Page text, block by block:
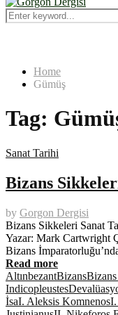
Menu
Search
for:
Home
Gümüş
Tag:
Sanat Tarihi
Bizans
by Gorgon Dergisi
Bizans Sikkeleri Sanat
Yazar: Mark Cartwright
Bizans
Read more
AltınbezantBizans
Indicopleustes
İsaI. Aleksis KomnenosI.